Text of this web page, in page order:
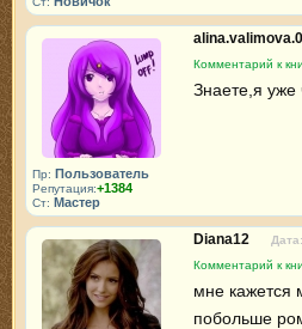
Пр: Пользователь
Репутация:+1384
Ст: Мастер
Комментарий к
Знаете,я уже
Diana12
Комментарий к
мне кажется
побольше